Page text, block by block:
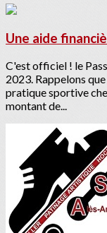
Une aide
C'est officiel ! le
2023. Rappelons
pratique sportive
montant de...